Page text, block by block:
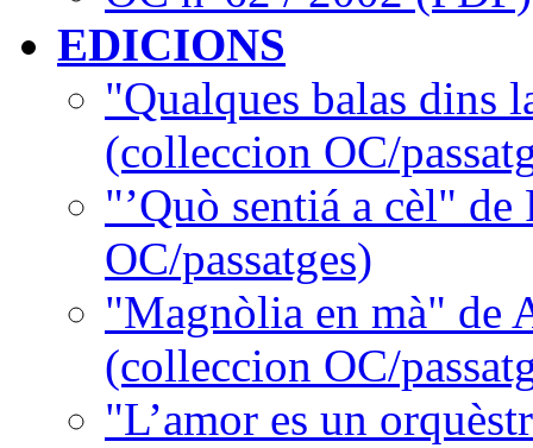
EDICIONS
"Qualques balas dins
(colleccion OC/
"’Quò sentiá a cèl"
OC/passatges)
"Magnòlia en mà" de
(colleccion OC/
"L’amor es un